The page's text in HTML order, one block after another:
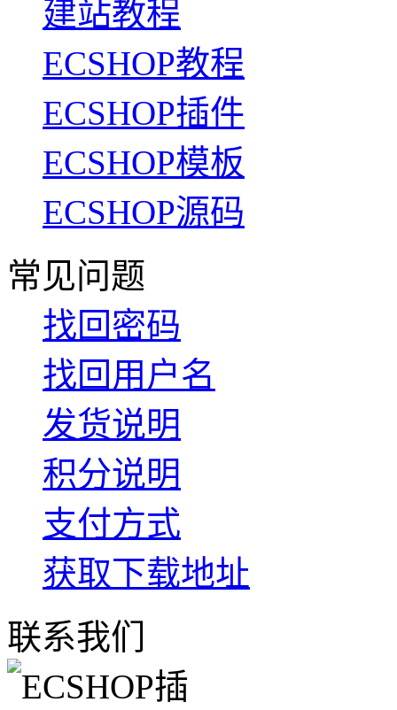
建站教程
ECSHOP教程
ECSHOP插件
ECSHOP模板
ECSHOP源码
常见问题
找回密码
找回用户名
发货说明
积分说明
支付方式
获取下载地址
联系我们